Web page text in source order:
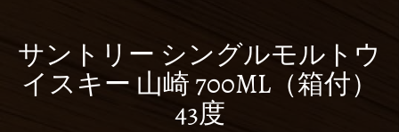
サントリー シングルモルトウ
イスキー 山崎 700ML（箱付）
43度